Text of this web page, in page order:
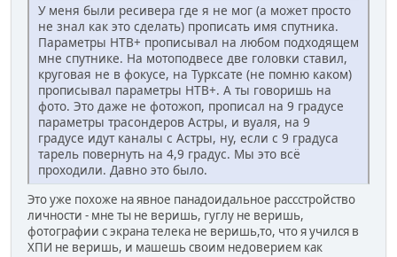
У меня были ресивера где я не мог (а может просто
не знал как это сделать) прописать имя спутника.
Параметры НТВ+ прописывал на любом подходящем
мне спутнике. На мотоподвесе две головки ставил,
круговая не в фокусе, на Турксате (не помню каком)
прописывал параметры НТВ+. А ты говоришь на
фото. Это даже не фотожоп, прописал на 9 градусе
параметры трасондеров Астры, и вуаля, на 9
градусе идут каналы с Астры, ну, если с 9 градуса
тарель повернуть на 4,9 градус. Мы это всё
проходили. Давно это было.
Это уже похоже на явное панадоидальное рассстройство
личности - мне ты не веришь, гуглу не веришь,
фотографии с экрана телека не веришь,то, что я учился в
ХПИ не веришь, и машешь своим недоверием как